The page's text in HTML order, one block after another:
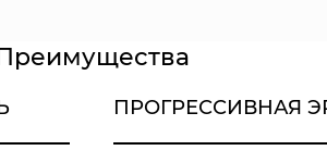
ПРОГРЕССИВНАЯ